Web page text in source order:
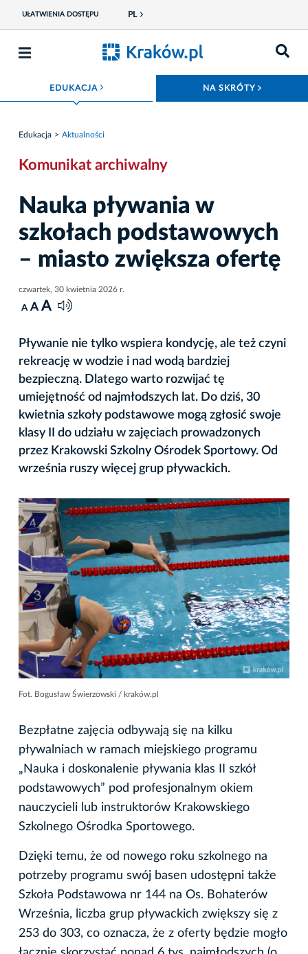
UŁATWIENIA DOSTĘPU PL
EDUKACJAROZWIŃ MENU NA SKRÓTY
Edukacja Aktualności
Komunikat archiwalny
Nauka pływania w
szkołach podstawowych
– miasto zwiększa ofertę
czwartek, 30 kwietnia 2026 r.
A A A
Pływanie nie tylko wspiera kondycję, ale też czyni
rekreację w wodzie i nad wodą bardziej
bezpieczną. Dlatego warto rozwijać tę
umiejętność od najmłodszych lat. Do dziś, 30
kwietnia szkoły podstawowe mogą zgłosić swoje
klasy II do udziału w zajęciach prowadzonych
przez Krakowski Szkolny Ośrodek Sportowy. Od
września ruszy więcej grup pływackich.
Fot. Bogusław Świerzowski / kraków.pl
Bezpłatne zajęcia odbywają się na kilku
pływalniach w ramach miejskiego programu
„Nauka i doskonalenie pływania klas II szkół
podstawowych” pod profesjonalnym okiem
nauczycieli lub instruktorów Krakowskiego
Szkolnego Ośrodka Sportowego.
Dzięki temu, że od nowego roku szkolnego na
potrzeby programu swój basen udostępni także
Szkoła Podstawowa nr 144 na Os. Bohaterów
Września, liczba grup pływackich zwiększy się z
253 do 303, co oznacza, że z oferty będzie mogło